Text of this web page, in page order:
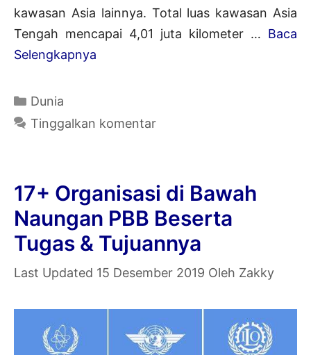
kawasan Asia lainnya. Total luas kawasan Asia
Tengah mencapai 4,01 juta kilometer … Baca
Selengkapnya
Tengah
Keterangannya
[Lengkap]
Kategori
Dunia
Tinggalkan komentar
17+ Organisasi di Bawah
Naungan PBB Beserta
Tugas & Tujuannya
15 Desember 2019 Oleh Zakky